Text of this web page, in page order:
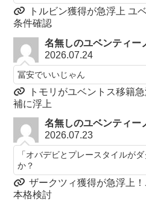
トルビン獲得が急浮上 ユ
条件確認
名無しのユベンティー
2026.07.24
冨安でいいじゃん
トモリがユベントス移籍
補に浮上
名無しのユベンティー
2026.07.23
「オバデビとプレースタイルが
か？
ザークツィ獲得が急浮上
本格検討